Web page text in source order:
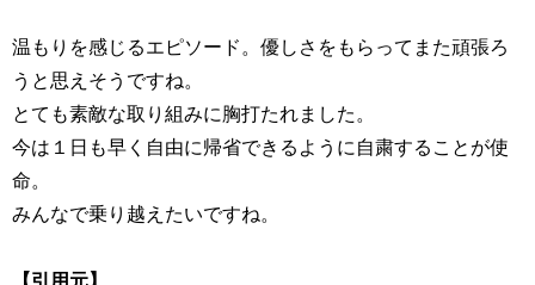
温もりを感じるエピソード。優しさをもらってまた頑張ろ
うと思えそうですね。
とても素敵な取り組みに胸打たれました。
今は１日も早く自由に帰省できるように自粛することが使
命。
みんなで乗り越えたいですね。
【引用元】